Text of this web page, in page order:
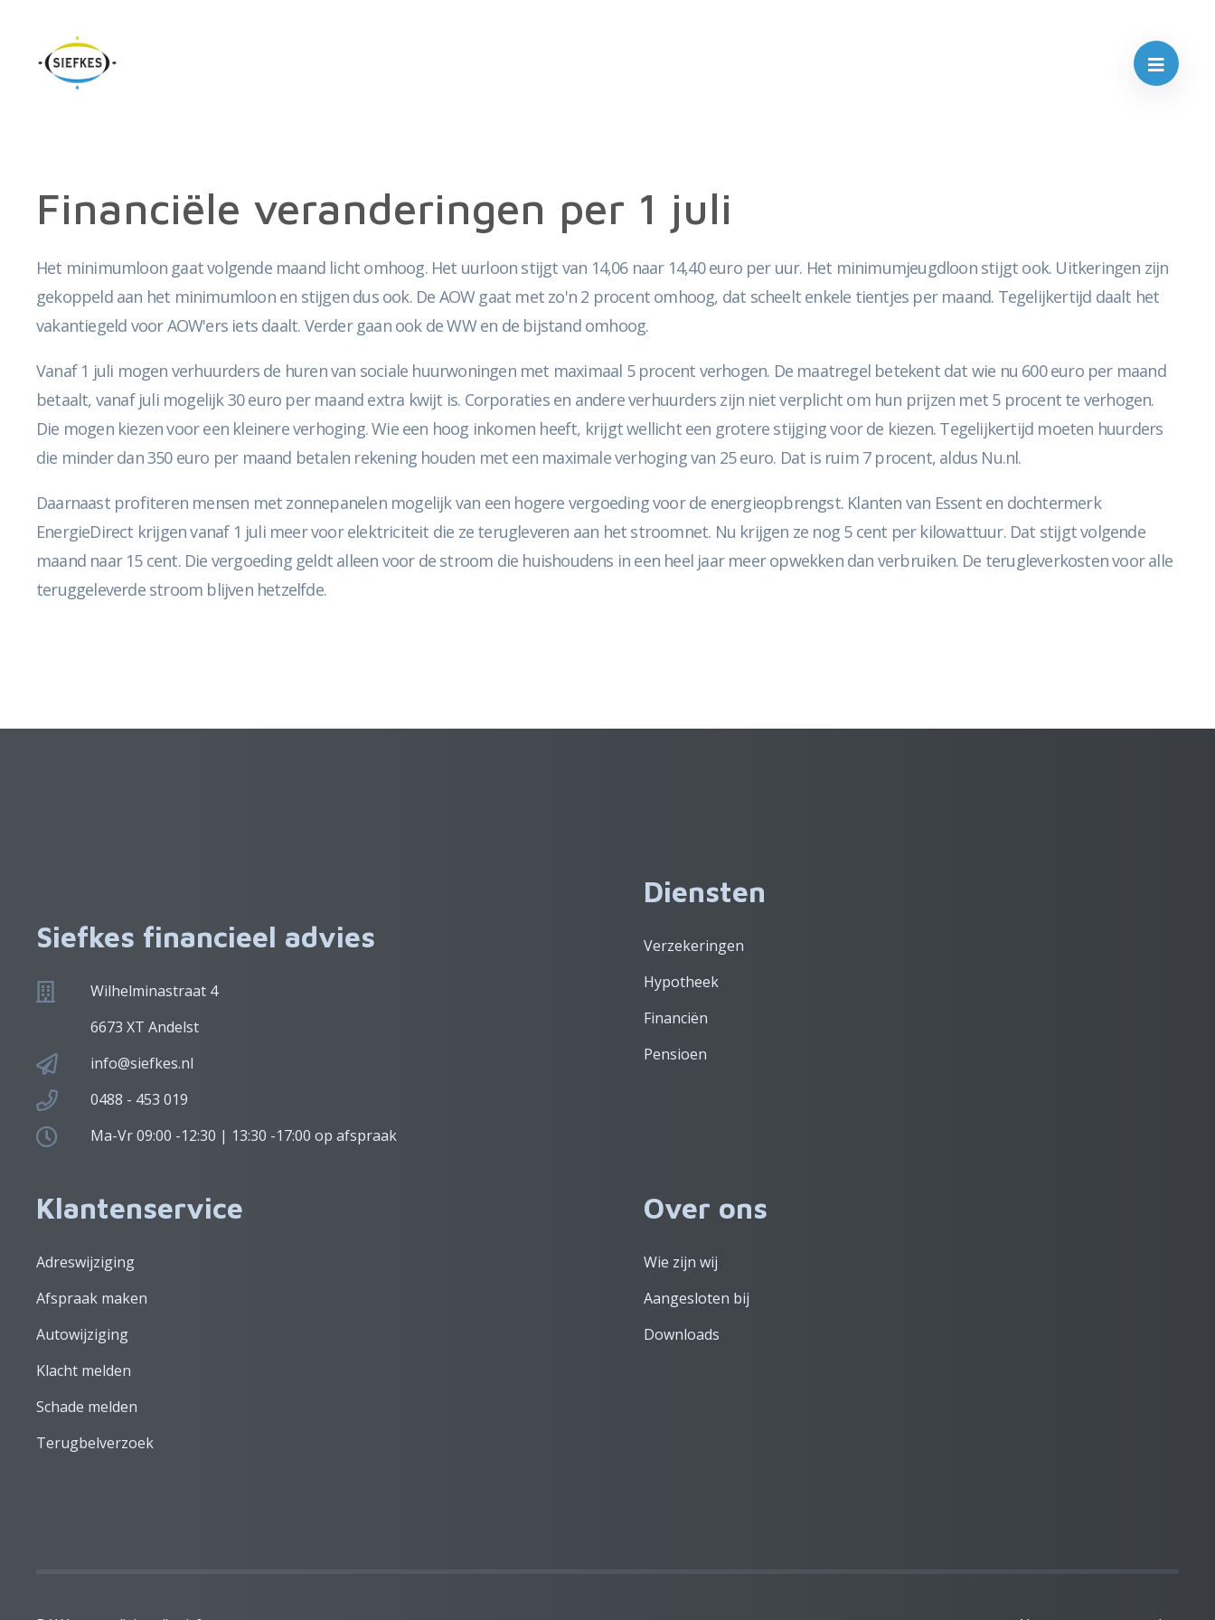
Financiële veranderingen per 1 juli
Het minimumloon gaat volgende maand licht omhoog. Het uurloon stijgt van 14,06 naar 14,40 euro per uur. Het minimumjeugdloon stijgt ook. Uitkeringen zijn
gekoppeld aan het minimumloon en stijgen dus ook. De AOW gaat met zo'n 2 procent omhoog, dat scheelt enkele tientjes per maand. Tegelijkertijd daalt het
vakantiegeld voor AOW'ers iets daalt. Verder gaan ook de WW en de bijstand omhoog.
Vanaf 1 juli mogen verhuurders de huren van sociale huurwoningen met maximaal 5 procent verhogen. De maatregel betekent dat wie nu 600 euro per maand
betaalt, vanaf juli mogelijk 30 euro per maand extra kwijt is. Corporaties en andere verhuurders zijn niet verplicht om hun prijzen met 5 procent te verhogen.
Die mogen kiezen voor een kleinere verhoging. Wie een hoog inkomen heeft, krijgt wellicht een grotere stijging voor de kiezen. Tegelijkertijd moeten huurders
die minder dan 350 euro per maand betalen rekening houden met een maximale verhoging van 25 euro. Dat is ruim 7 procent, aldus Nu.nl.
Daarnaast profiteren mensen met zonnepanelen mogelijk van een hogere vergoeding voor de energieopbrengst. Klanten van Essent en dochtermerk
EnergieDirect krijgen vanaf 1 juli meer voor elektriciteit die ze terugleveren aan het stroomnet. Nu krijgen ze nog 5 cent per kilowattuur. Dat stijgt volgende
maand naar 15 cent. Die vergoeding geldt alleen voor de stroom die huishoudens in een heel jaar meer opwekken dan verbruiken. De terugleverkosten voor alle
teruggeleverde stroom blijven hetzelfde.
Siefkes financieel advies
Wilhelminastraat 4
6673 XT Andelst
info@siefkes.nl
0488 - 453 019
Ma-Vr 09:00 -12:30 | 13:30 -17:00 op afspraak
Diensten
Verzekeringen
Hypotheek
Financiën
Pensioen
Klantenservice
Adreswijziging
Afspraak maken
Autowijziging
Klacht melden
Schade melden
Terugbelverzoek
Over ons
Wie zijn wij
Aangesloten bij
Downloads